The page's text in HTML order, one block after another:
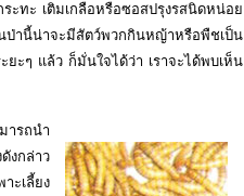
ะทะ เติมเกลือหรือซอสปรุงรสนิดหน่อย
านี้น่าจะมีสัตว์พวกกินหญ้าหรือพืชเป็น
ะๆ แล้ว ก็มั่นใจได้ว่า เราจะได้พบเห็น
ารถนำ
งกล่าว
ะเลี้ยง